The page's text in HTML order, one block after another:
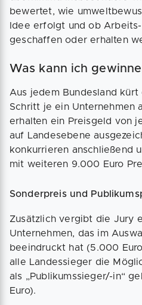
bewertet, wie
Idee erfolgt und ob
geschaffen oder erhalten
Was kann ich
Aus jedem Bundesland
Schritt je ein Unternehmen
erhalten ein Preisgeld von
auf Landesebene
konkurrieren anschließend
mit weiteren 9.000 Euro
Sonderpreis und
Zusätzlich vergibt die Jury
Unternehmen, das im
beeindruckt hat (5.000
alle Landessieger die
als „Publikumssieger/-in“
Euro).